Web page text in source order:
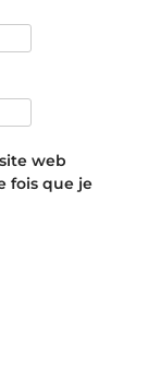
web
fois que je